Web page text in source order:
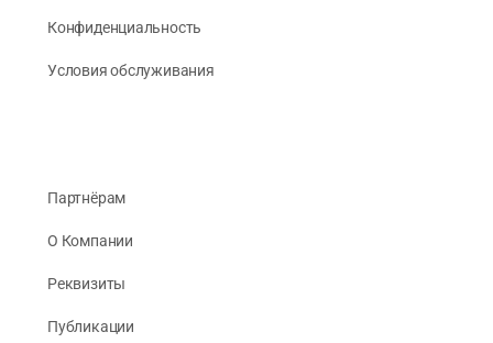
Конфиденциальность
Условия обслуживания
Партнёрам
О Компании
Реквизиты
Публикации